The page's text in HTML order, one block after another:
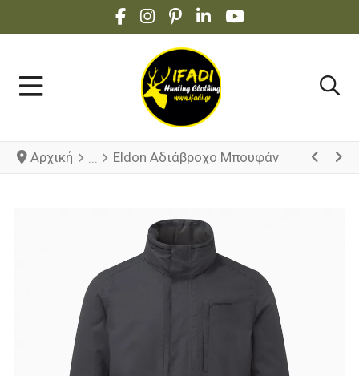
FACEBOOK SOCIAL LINK
INSTAGRAM SOCIAL LINK
PINTEREST SOCIAL LINK
LINKEDIN SOCIAL LINK
YOUTUBE SOCIAL
Αρχική Eldon Αδιάβροχο Μπουφάν